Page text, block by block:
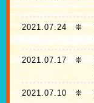
2021.07.24 ❊
2021.07.17 ❊
2021.07.10 ❊